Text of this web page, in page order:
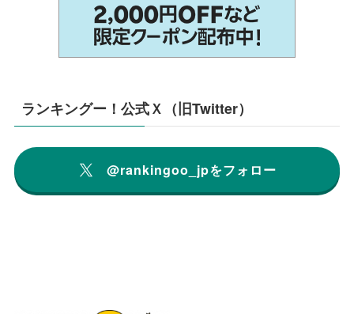
ランキングー！公式Ｘ（旧Twitter）
@rankingoo_jpをフォロー